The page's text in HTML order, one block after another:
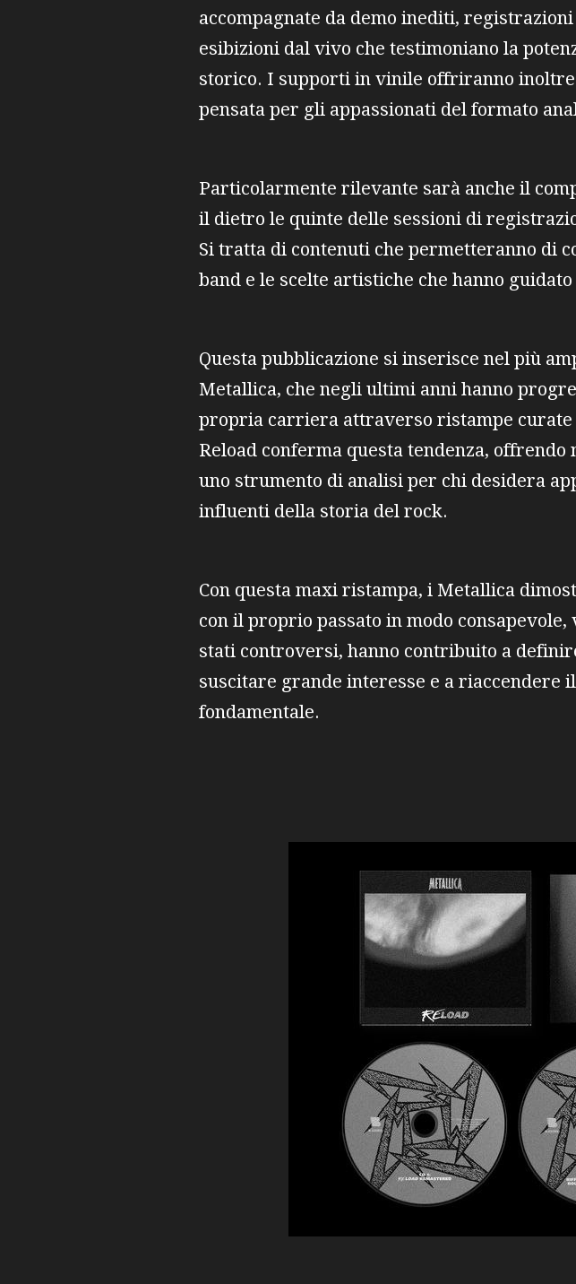
accompagnate da demo inediti,
esibizioni dal vivo che testimoniano la
storico. I supporti in vinile offriranno inoltre
pensata per gli appassionati del formato
Particolarmente rilevante sarà anche il
il dietro le quinte delle sessioni di
Si tratta di contenuti che permetteranno di
band e le scelte artistiche che hanno
Questa pubblicazione si inserisce nel più
Metallica, che negli ultimi anni hanno
propria carriera attraverso ristampe curate
Reload conferma questa tendenza,
uno strumento di analisi per chi desidera
influenti della storia del rock.
Con questa maxi ristampa, i Metallica
con il proprio passato in modo
stati controversi, hanno contribuito a
suscitare grande interesse e a riaccendere
fondamentale.
A